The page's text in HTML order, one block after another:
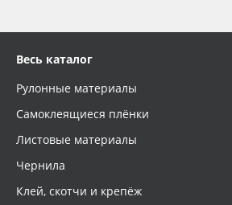
Весь каталог
Рулонные материалы
Самоклеящиеся плёнки
Листовые материалы
Чернила
Клей, скотчи и крепёж